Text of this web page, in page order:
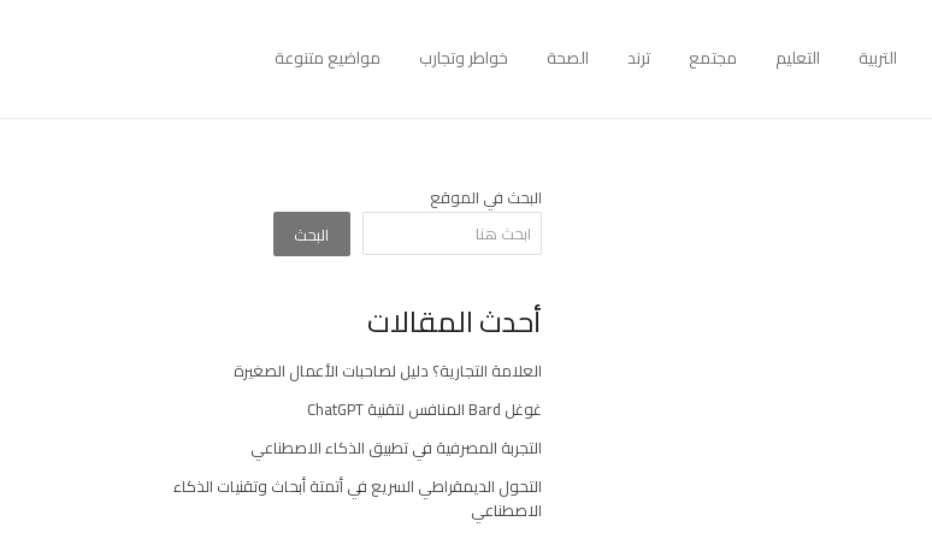
التربية التعليم مجتمع ترند الصحة خواطر وتجارب مواضيع متنوعة
البحث في الموقع
البحث
أحدث المقالات
العلامة التجارية؟ دليل لصاحبات الأعمال الصغيرة
غوغل Bard المنافس لتقنية ChatGPT
التجربة المصرفية في تطبيق الذكاء الاصطناعي
التحول الديمقراطي السريع في أتمتة أبحاث وتقنيات الذكاء
الاصطناعي